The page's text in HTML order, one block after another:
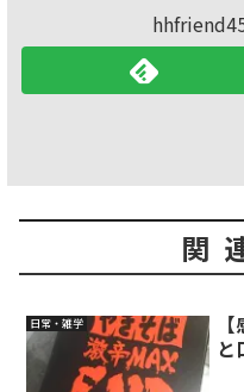
関
日常・雑学
と